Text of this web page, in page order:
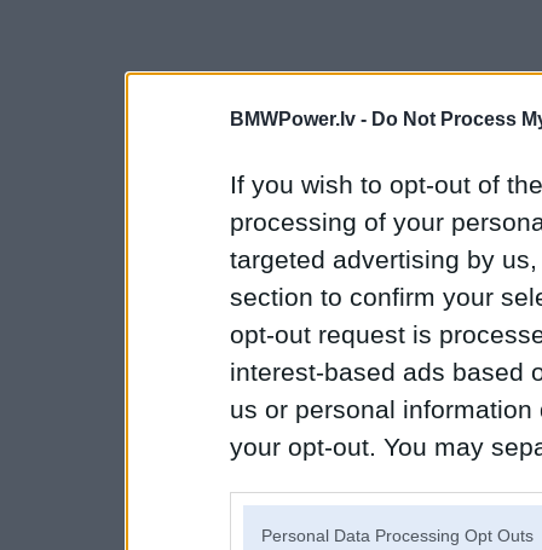
BMWPower.lv - Do Not Process
If you wish to opt-out of
processing of your
targeted advertising by
section to confirm your
opt-out request is
interest-based ads based
us or personal
your opt-out. You may
Personal Data Processing Opt Outs